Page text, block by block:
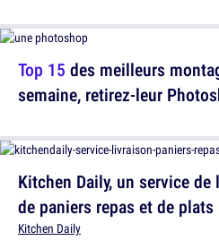
Top 15 des meilleurs
semaine, retirez-leur
Kitchen Daily, un service de
de paniers repas et de plats
Kitchen Daily